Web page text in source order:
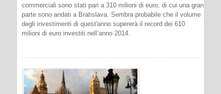
commerciali sono stati pari a 310 milioni di euro, di cui una gran
parte sono andati a Bratislava. Sembra probabile che il volume
degli investimenti di quest'anno supererà il record dei 610
milioni di euro investiti nell’anno 2014.